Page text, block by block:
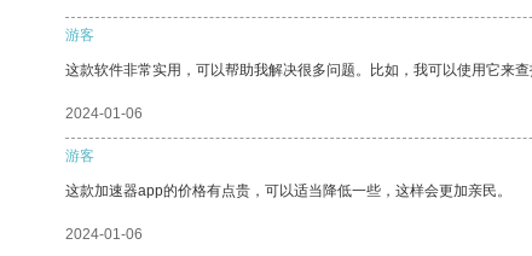
游客
这款软件非常实用，可以帮助我解决很多问题。比如，我可以使用它来查
2024-01-06
游客
这款加速器app的价格有点贵，可以适当降低一些，这样会更加亲民。
2024-01-06